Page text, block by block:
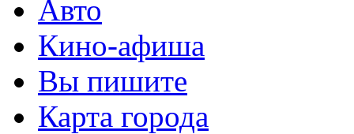
Авто
Кино-афиша
Вы пишите
Карта города